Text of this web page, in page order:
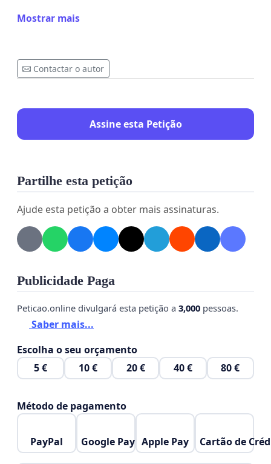
3. Impacto Econômico Imediato
corridas de galgos são eventos diários e
consequentemente, maior arrecadação
Expansão das plataformas de apostas:
mercados internacionais, aumentando a
4. Diversificação de Opções para os Apostadores
Atualmente, os brasileiros têm acesso limitado
inclusão de corridas de galgos amplia a oferta,
experiências novas e mercados internacionais
já consolidados.
5. Popularidade Internacional como Atrativo
O Reino Unido organiza milhares de corridas
global. Trazer essa modalidade ao público
brasileiro cria um canal de conexão com um
gerando interesse e novas possibilidades de
Mostrar mais
Contactar o autor
Assine esta Petição
Partilhe esta petição
Ajude esta petição a obter mais assinaturas.
Publicidade Paga
Peticao.online divulgará esta petição a 3,000 pessoas.
Saber mais...
Escolha o seu orçamento
5 €
10 € 20 € 40 € 80 €
Método de pagamento
PayPal Google Pay Apple Pay Cartão de